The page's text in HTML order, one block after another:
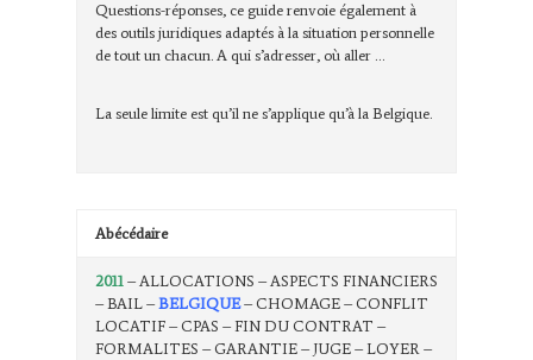
Questions-réponses, ce guide renvoie également à
des outils juridiques adaptés à la situation personnelle
de tout un chacun. A qui s’adresser, où aller …
La seule limite est qu’il ne s’applique qu’à la Belgique.
Abécédaire
2011 – ALLOCATIONS – ASPECTS FINANCIERS
– BAIL –BELGIQUE – CHOMAGE – CONFLIT
LOCATIF – CPAS – FIN DU CONTRAT –
FORMALITES – GARANTIE – JUGE – LOYER –